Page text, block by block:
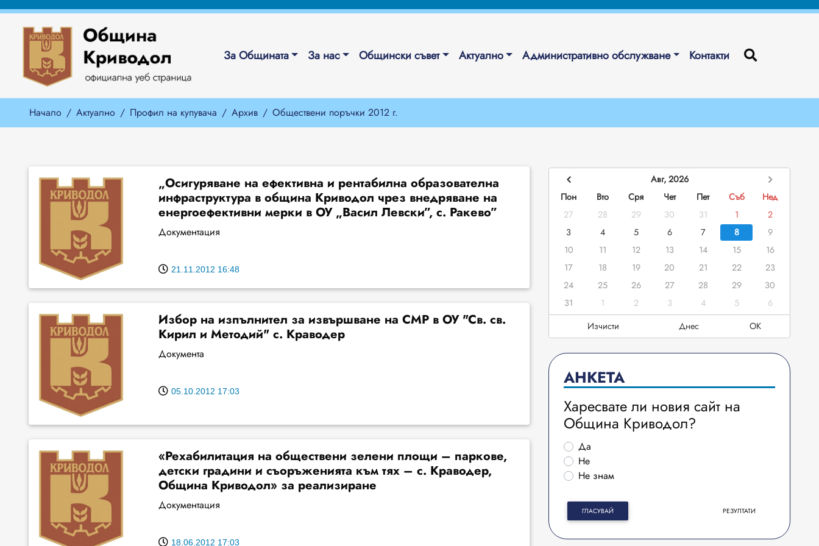
За Общината За нас Общински съвет Актуално Административно обслужване Контакти
Начало Актуално Профил на купувача Архив Обществени поръчки 2012 г.
„Осигуряване на ефективна и рентабилна образователна
инфраструктура в община Криводол чрез внедряване на
енергоефективни мерки в ОУ „Васил Левски”, с. Ракево”
Документация
21.11.2012 16:48
Избор на изпълнител за извършване на СМР в ОУ "Св. св.
Кирил и Методий" с. Краводер
Документа
05.10.2012 17:03
«Рехабилитация на обществени зелени площи – паркове,
детски градини и съоръженията към тях – с. Краводер,
Община Криводол» за реализиране
Документация
18.06.2012 17:03
Авг, 2026
Пон
Вто Сря Чет Пет Съб
Нед
27
28 29 30 31 1
2
3
4 5 6 7 8
9
10
11 12 13 14 15
16
17
18 19 20 21 22
23
24
25 26 27 28 29
30
31
1 2 3 4 5
6
Изчисти
Днес OK
АНКЕТА
Харесвате ли новия сайт на
Община Криводол?
Да
Не
Не знам
ГЛАСУВАЙ РЕЗУЛТАТИ